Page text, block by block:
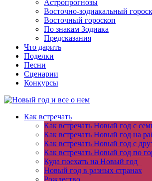
Астропрогнозы
Восточно-зодиакальный
Восточный гороскоп
По знакам Зодиака
Предсказания
Что дарить
Поделки
Песни
Сценарии
Конкурсы
Как встречать
Как встречать Новый год с
Как встречать Новый год на
Как встречать Новый год с
Как встречать Новый год по
Куда поехать на Новый год
Новый год в разных странах
Рождество